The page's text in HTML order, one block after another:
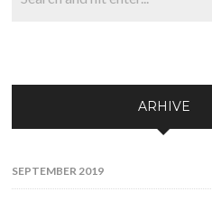
ARHIVE
SEPTEMBER 2019